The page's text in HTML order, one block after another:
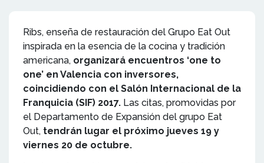
Ribs, enseña de restauración del Grupo Eat Out
inspirada en la esencia de la cocina y tradición
americana, organizará encuentros ‘one to
one’ en Valencia con inversores,
coincidiendo con el Salón Internacional de la
Franquicia (SIF) 2017. Las citas, promovidas por
el Departamento de Expansión del grupo Eat
Out, tendrán lugar el próximo jueves 19 y
viernes 20 de octubre.